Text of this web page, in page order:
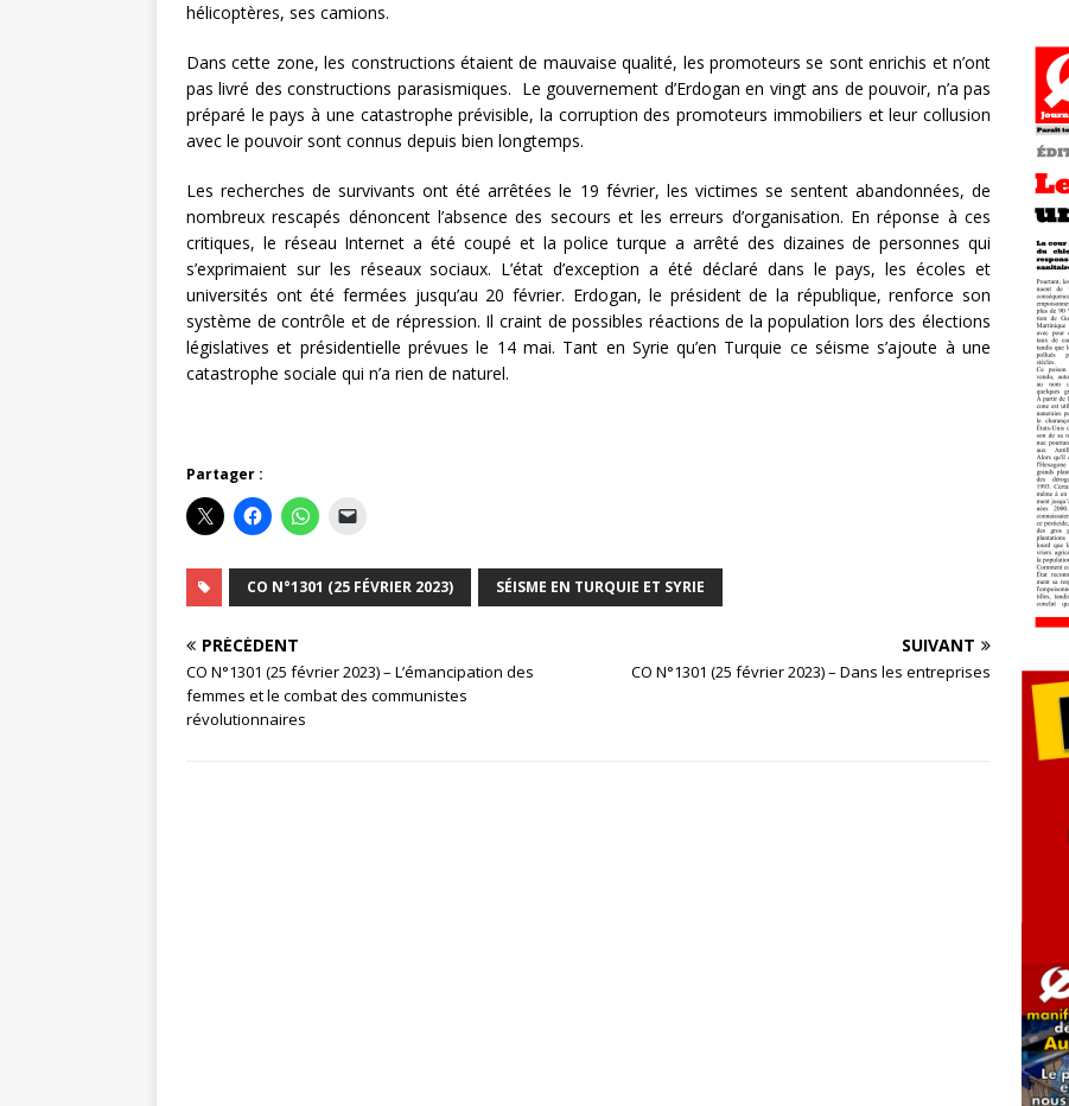
hélicoptères, ses camions.
Dans cette zone, les constructions étaient de mauvaise qualité, les promoteurs se sont enrichis et n’ont
pas livré des constructions parasismiques. Le gouvernement d’Erdogan en vingt ans de pouvoir, n’a pas
préparé le pays à une catastrophe prévisible, la corruption des promoteurs immobiliers et leur collusion
avec le pouvoir sont connus depuis bien longtemps.
Les recherches de survivants ont été arrêtées le 19 février, les victimes se sentent abandonnées, de
nombreux rescapés dénoncent l’absence des secours et les erreurs d’organisation. En réponse à ces
critiques, le réseau Internet a été coupé et la police turque a arrêté des dizaines de personnes qui
s’exprimaient sur les réseaux sociaux. L’état d’exception a été déclaré dans le pays, les écoles et
universités ont été fermées jusqu’au 20 février. Erdogan, le président de la république, renforce son
système de contrôle et de répression. Il craint de possibles réactions de la population lors des élections
législatives et présidentielle prévues le 14 mai. Tant en Syrie qu’en Turquie ce séisme s’ajoute à une
catastrophe sociale qui n’a rien de naturel.
Partager :
CO N°1301 (25 FÉVRIER 2023) SÉISME EN TURQUIE ET SYRIE
PRÉCÉDENT
CO N°1301 (25 février 2023) – L’émancipation des
femmes et le combat des communistes
révolutionnaires
SUIVANT
CO N°1301 (25 février 2023) – Dans les entreprises